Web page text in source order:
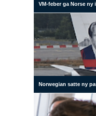
VM-feber ga Norse
Norwegian satte ny